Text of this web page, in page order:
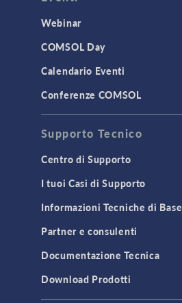
Webinar
COMSOL Day
Calendario Eventi
Conferenze COMSOL
Supporto Tecnico
Centro di Supporto
I tuoi Casi di Supporto
Informazioni Tecniche di Base
Partner e consulenti
Documentazione Tecnica
Download Prodotti